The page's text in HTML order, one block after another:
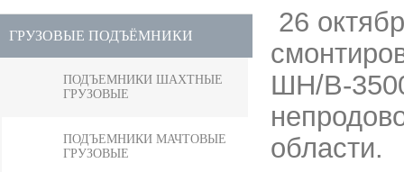
ПРОДУКЦИИ
ГРУЗОВЫЕ ПОДЪЁМНИКИ
ПОДЪЕМНИКИ ШАХТНЫЕ
ГРУЗОВЫЕ
ПОДЪЕМНИКИ МАЧТОВЫЕ
ГРУЗОВЫЕ
26
ШН/В-
области.